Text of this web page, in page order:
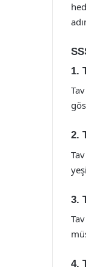
1.
2.
3.
4.